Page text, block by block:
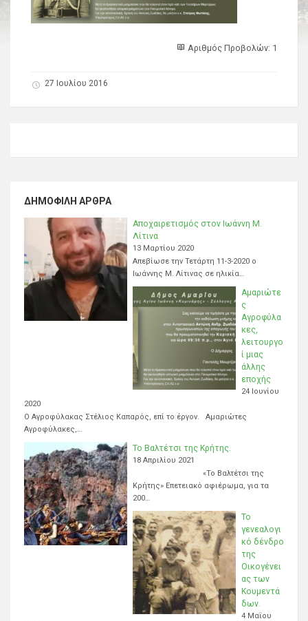
Αριθμός Προβολών: 1
27 Ιουλίου 2016
ΔΗΜΟΦΙΛΉ ΆΡΘΡΑ
Αποχαιρετισμός στον Ιωάννη Μ.
Λίτινα
13 Μαρτίου 2020
Απεβίωσε την Τετάρτη 11-3-2020 ο
Ιωάννης Μ. Λίτινας σε ηλικία…
Αμαριώτε
ς
Αγροφύλα
κες,
λειτουργο
ί μιας
άλλης
εποχής
24 Ιουνίου
2020
Ο Αγροφύλακας Στέλιος Καπαρός, επί το έργον. Αμαριώτες
Αγροφύλακες,…
Το Βαλτέτσι της Κρήτης.
18 Απριλίου 2021
«Το Βαλτέτσι της
Κρήτης» Επετειακό αφιέρωμα, για τα
200…
Το
γενεαλογι
κό δένδρο
της
Οικογένει
ας των
Κουμεντά
δων.
4 Μαΐου